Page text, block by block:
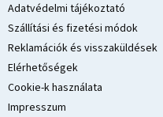
Adatvédelmi tájékoztató
Szállítási és fizetési módok
Reklamációk és visszaküldések
Elérhetőségek
Cookie-k használata
Impresszum